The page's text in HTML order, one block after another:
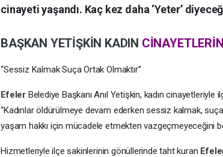
cinayeti yaşandı. Kaç kez daha ‘Yeter’
BAŞKAN YETİŞKİN KADIN
“Sessiz Kalmak Suça Ortak Olmaktır”
Efeler Belediye Başkanı Anıl Yetişkin, kadın
“Kadınlar öldürülmeye devam ederken sessiz kalmak,
yaşam hakkı için mücadele etmekten vazgeçmeyeceğini
Hizmetleriyle ilçe sakinlerinin gönüllerinde taht kuran